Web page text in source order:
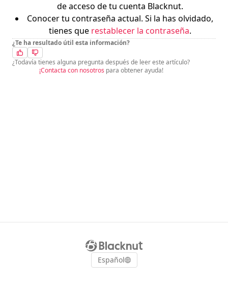
de acceso de tu cuenta Blacknut.
Conocer tu contraseña actual. Si la has olvidado,
tienes que restablecer la contraseña.
¿Te ha resultado útil esta información?
¿Todavía tienes alguna pregunta después de leer este artículo?
¡Contacta con nosotros para obtener ayuda!
Español